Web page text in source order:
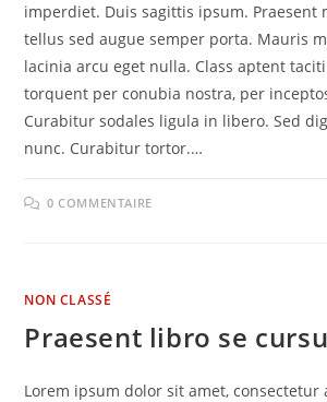
imperdiet. Duis sagittis ipsum. Praesent
tellus sed augue semper porta. Mauris
lacinia arcu eget nulla. Class aptent
torquent per conubia nostra, per
Curabitur sodales ligula in libero. Sed
nunc. Curabitur tortor.…
0 COMMENTAIRE
NON CLASSÉ
Praesent libro se
Lorem ipsum dolor sit amet, consectetur